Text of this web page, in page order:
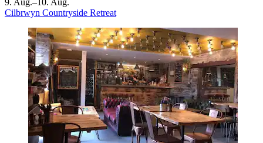
9. Aug.–10. Aug.
Cilbrwyn Countryside Retreat